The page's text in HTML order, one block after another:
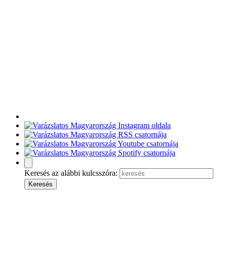
Keresés az alábbi kulcsszóra: